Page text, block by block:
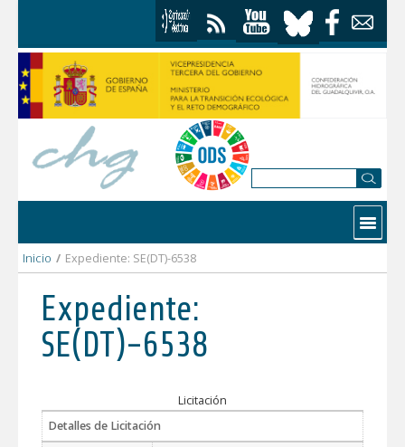
Contactar
Inicio / Expediente: SE(DT)-6538
Expediente:
SE(DT)-6538
Licitación
Detalles de Licitación